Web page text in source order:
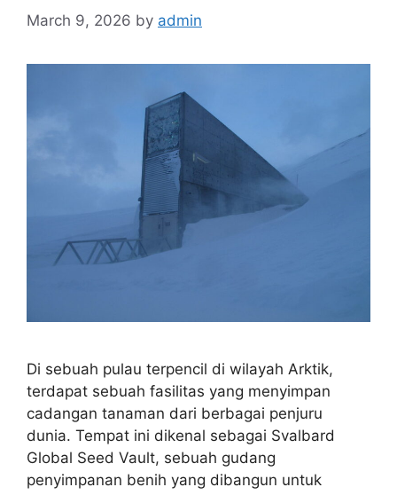
March 9, 2026 by admin
Di sebuah pulau terpencil di wilayah Arktik,
terdapat sebuah fasilitas yang menyimpan
cadangan tanaman dari berbagai penjuru
dunia. Tempat ini dikenal sebagai Svalbard
Global Seed Vault, sebuah gudang
penyimpanan benih yang dibangun untuk